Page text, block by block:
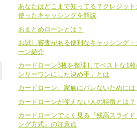
あなたはどこまで知ってる？クレジット
使ったキャッシングを解説
おまとめローンとは？
お試し審査がある便利なキャッシング・
ーン紹介
カードローン3枚を整理してベストな1
ンリーワンにした決め手」とは
カードローン、家族にバレないためには
カードローンが使えない人の特徴とは？
カードローンでよく見る『残高スライ
ング方式』の注意点